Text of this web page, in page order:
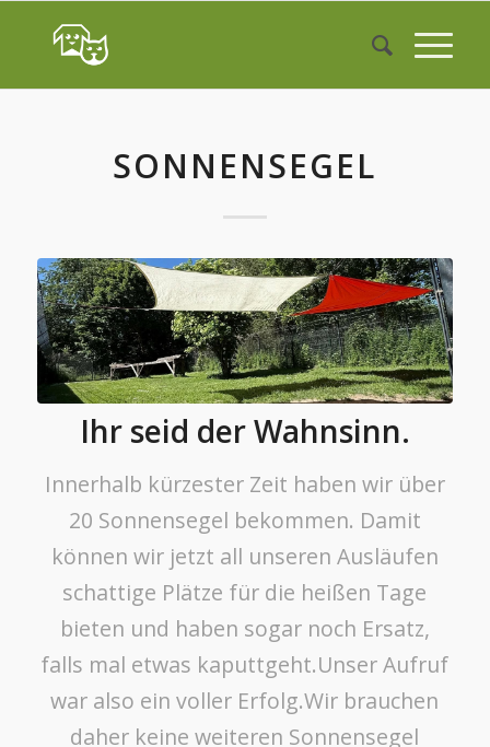
SONNENSEGEL
Ihr seid der Wahnsinn.
Innerhalb kürzester Zeit haben wir über
20 Sonnensegel bekommen. Damit
können wir jetzt all unseren Ausläufen
schattige Plätze für die heißen Tage
bieten und haben sogar noch Ersatz,
falls mal etwas kaputtgeht.Unser Aufruf
war also ein voller Erfolg.Wir brauchen
daher keine weiteren Sonnensegel